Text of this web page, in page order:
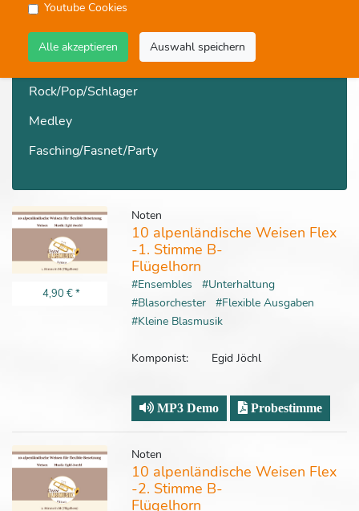
Youtube Cookies
Alle akzeptieren Auswahl speichern
Moderne Blasmusik
Showtime
Rock/Pop/Schlager
Medley
Fasching/Fasnet/Party
4,90 €*
Noten
10 alpenländische Weisen Flex
-1. Stimme B-
Flügelhorn
#Ensembles
#Unterhaltung
#Blasorchester
#Flexible Ausgaben
#Kleine Blasmusik
Komponist: Egid Jöchl
MP3 Demo Probestimme
Noten
10 alpenländische Weisen Flex
-2. Stimme B-
Flügelhorn